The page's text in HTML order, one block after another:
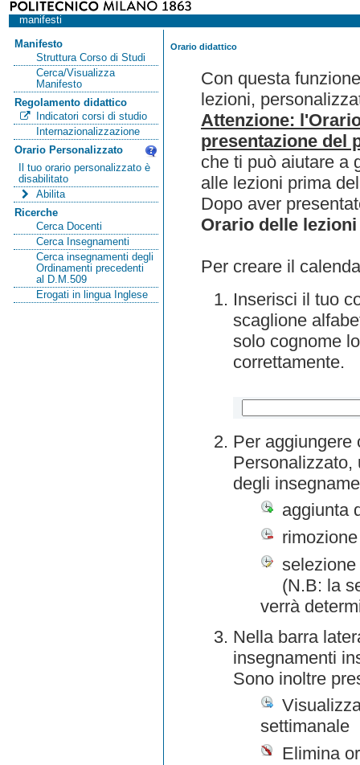
manifesti
Manifesto
Struttura Corso di Studi
Cerca/Visualizza
Manifesto
Regolamento didattico
Indicatori corsi di studio
Internazionalizzazione
Orario Personalizzato
Il tuo orario personalizzato è
disabilitato
Abilita
Ricerche
Cerca Docenti
Cerca Insegnamenti
Cerca insegnamenti degli
Ordinamenti precedenti
al D.M.509
Erogati in lingua Inglese
Orario didattico
Con questa
lezioni,
Attenzione:
presentazione del
che ti può aiutare a
alle lezioni prima
Dopo aver
Orario delle lezioni
Per creare il
Inserisci il tuo
scaglione
solo cognome
correttamente.
Per aggiungere
Personalizzato,
degli
aggiunta
(N.B: la
verrà
Nella barra
insegnamenti
Sono inoltre
settimanale
Elimina